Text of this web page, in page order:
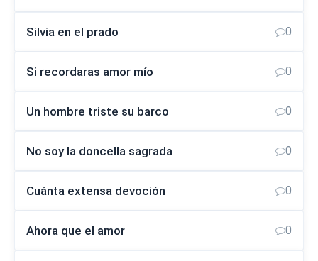
Silvia en el prado 0
Si recordaras amor mío 0
Un hombre triste su barco 0
No soy la doncella sagrada 0
Cuánta extensa devoción 0
Ahora que el amor 0